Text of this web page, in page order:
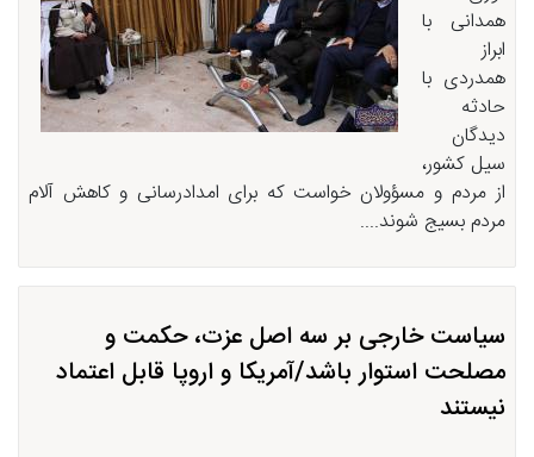
همدانی با
ابراز
همدردی با
حادثه
دیدگان
سیل کشور،
از مردم و مسؤولان خواست که برای امدادرسانی و کاهش آلام
مردم بسیج شوند....
سیاست خارجی بر سه اصل عزت، حکمت و
مصلحت استوار باشد/آمریکا و اروپا قابل اعتماد
نیستند